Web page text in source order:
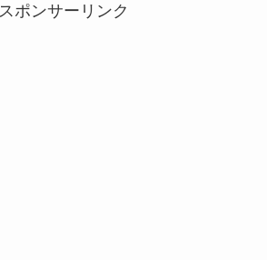
スポンサーリンク